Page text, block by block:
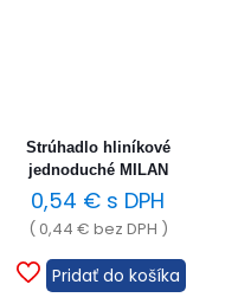
Strúhadlo hliníkové
jednoduché MILAN
0,54 € s DPH
( 0,44 € bez DPH )
Pridať do košíka